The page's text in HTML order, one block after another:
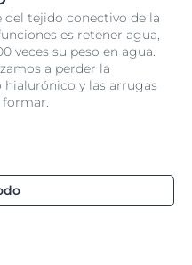
tejido conectivo de la
es retener agua,
veces su peso en agua.
a perder la
y las arrugas
formar.